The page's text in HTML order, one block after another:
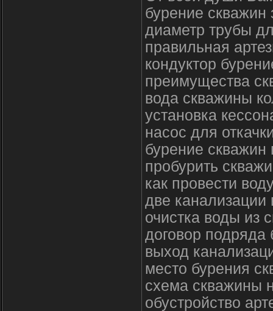
бурение скважин
диаметр трубы
правильная
кондуктор
преимущества
вода скважины
установка
насос для
бурение скважин
пробурить
как провести
две
очистка воды из
договор подряда
выход
место бурения
схема скважины
обустройство